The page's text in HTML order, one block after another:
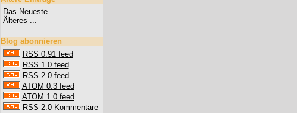
Das Neueste ...
Älteres ...
Blog abonnieren
RSS 0.91 feed
RSS 1.0 feed
RSS 2.0 feed
ATOM 0.3 feed
ATOM 1.0 feed
RSS 2.0 Kommentare